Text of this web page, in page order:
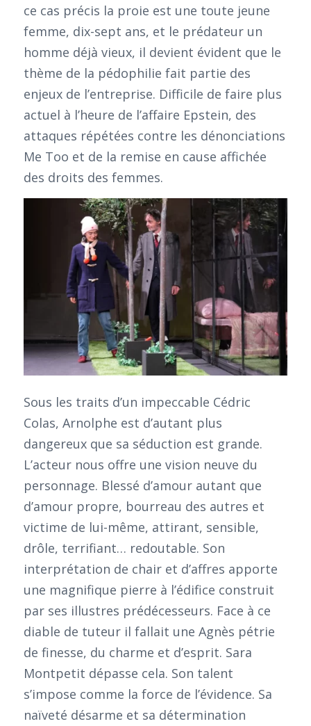
ce cas précis la proie est une toute jeune
femme, dix-sept ans, et le prédateur un
homme déjà vieux, il devient évident que le
thème de la pédophilie fait partie des
enjeux de l’entreprise. Difficile de faire plus
actuel à l’heure de l’affaire Epstein, des
attaques répétées contre les dénonciations
Me Too et de la remise en cause affichée
des droits des femmes.
Sous les traits d’un impeccable Cédric
Colas, Arnolphe est d’autant plus
dangereux que sa séduction est grande.
L’acteur nous offre une vision neuve du
personnage. Blessé d’amour autant que
d’amour propre, bourreau des autres et
victime de lui-même, attirant, sensible,
drôle, terrifiant… redoutable. Son
interprétation de chair et d’affres apporte
une magnifique pierre à l’édifice construit
par ses illustres prédécesseurs. Face à ce
diable de tuteur il fallait une Agnès pétrie
de finesse, du charme et d’esprit. Sara
Montpetit dépasse cela. Son talent
s’impose comme la force de l’évidence. Sa
naïveté désarme et sa détermination